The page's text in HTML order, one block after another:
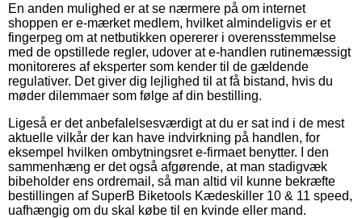
En anden mulighed er at se nærmere på om internet
shoppen er e-mærket medlem, hvilket almindeligvis er et
fingerpeg om at netbutikken opererer i overensstemmelse
med de opstillede regler, udover at e-handlen rutinemæssigt
monitoreres af eksperter som kender til de gældende
regulativer. Det giver dig lejlighed til at få bistand, hvis du
møder dilemmaer som følge af din bestilling.
Ligeså er det anbefalelsesværdigt at du er sat ind i de mest
aktuelle vilkår der kan have indvirkning på handlen, for
eksempel hvilken ombytningsret e-firmaet benytter. I den
sammenhæng er det også afgørende, at man stadigvæk
bibeholder ens ordremail, så man altid vil kunne bekræfte
bestillingen af SuperB Biketools Kædeskiller 10 & 11 speed,
uafhængig om du skal købe til en kvinde eller mand.